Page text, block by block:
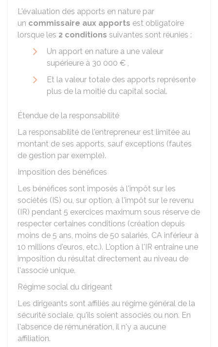
L'évaluation des apports en nature par
un commissaire aux apports est obligatoire
lorsque les 2 conditions suivantes sont réunies :
Un apport en nature a une valeur
supérieure à 30 000 € ,
Et la valeur totale des apports représente
plus de la moitié du capital social.
Étendue de la responsabilité
La responsabilité de l'entrepreneur est limitée au
montant de ses apports, sauf exceptions (fautes
de gestion par exemple).
Imposition des bénéfices
Les bénéfices sont imposés à l'impôt sur les
sociétés (IS) ou, sur option, à l'impôt sur le revenu
(IR) pendant 5 exercices maximum sous réserve de
respecter certaines conditions (création depuis
moins de 5 ans, moins de 50 salariés, CA inférieur à
10 millions d'euros, etc.). L'option à l'IR entraine une
imposition du résultat directement au niveau de
l'associé unique.
Régime social du dirigeant
Les dirigeants sont affiliés au régime général de la
sécurité sociale, qu'ils soient associés ou non. En
l'absence de rémunération, il n'y a aucune
affiliation.